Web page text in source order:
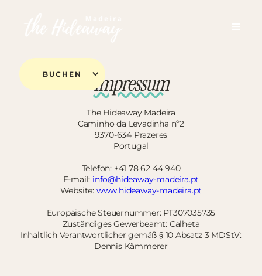
BUCHEN Impressum
The Hideaway Madeira
Caminho da Levadinha nº2
9370-634 Prazeres
Portugal
Telefon: +41 78 62 44 940
E-mail: info@hideaway-madeira.pt
Website: www.hideaway-madeira.pt
Europäische Steuernummer: PT307035735
Zuständiges Gewerbeamt: Calheta
Inhaltlich Verantwortlicher gemäß § 10 Absatz 3 MDStV:
Dennis Kämmerer